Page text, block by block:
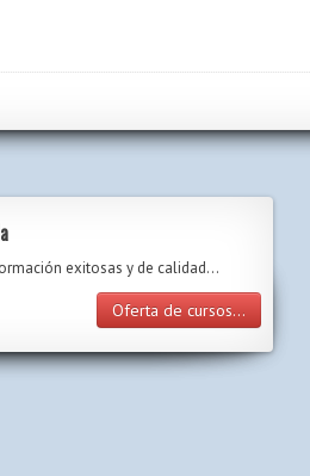
exitosas y de calidad...
Oferta de cursos...